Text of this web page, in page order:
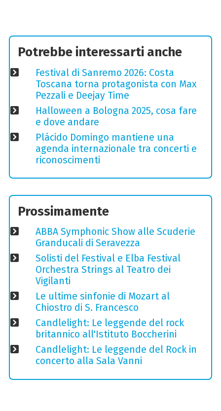
Potrebbe interessarti anche
Festival di Sanremo 2026: Costa
Toscana torna protagonista con Max
Pezzali e Deejay Time
Halloween a Bologna 2025, cosa fare
e dove andare
Plácido Domingo mantiene una
agenda internazionale tra concerti e
riconoscimenti
Prossimamente
ABBA Symphonic Show alle Scuderie
Granducali di Seravezza
Solisti del Festival e Elba Festival
Orchestra Strings al Teatro dei
Vigilanti
Le ultime sinfonie di Mozart al
Chiostro di S. Francesco
Candlelight: Le leggende del rock
britannico all'Istituto Boccherini
Candlelight: Le leggende del Rock in
concerto alla Sala Vanni